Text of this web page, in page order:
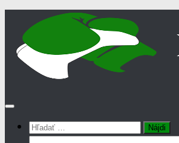
Preskočiť
obsah
Hľadať: